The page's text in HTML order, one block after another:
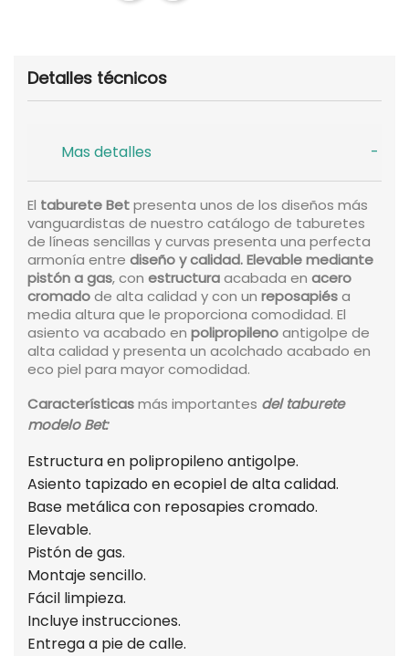
Detalles técnicos
Mas detalles
El taburete Betpresenta unos de los diseños más
vanguardistas de nuestro catálogo de taburetes
de líneas sencillas y curvas presenta una perfecta
armonía entre diseño y calidad. Elevable mediante
pistón a gas, con estructuraacabada en acero
cromadode alta calidad y con un reposapiésa
media altura que le proporciona comodidad. El
asiento va acabado en polipropilenoantigolpe de
alta calidad y presenta un acolchado acabado en
eco piel para mayor comodidad.
Característicasmás importantes del taburete
modelo Bet:
Estructura en polipropileno antigolpe.
Asiento tapizado en ecopiel de alta calidad.
Base metálica con reposapies cromado.
Elevable.
Pistón de gas.
Montaje sencillo.
Fácil limpieza.
Incluye instrucciones.
Entrega a pie de calle.